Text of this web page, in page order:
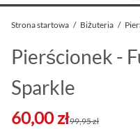
Strona startowa / Biżuteria /
Pierścionek -
Sparkle
60,00 zł99,95 zł